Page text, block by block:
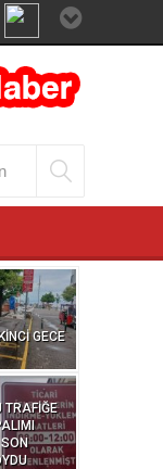
GECE
TRAFİĞE